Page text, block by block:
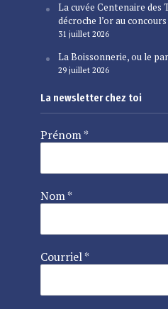
La cuvée Centenaire des
décroche l’or au
31 juillet 2026
La Boissonnerie, ou le
29 juillet 2026
La newsletter chez toi
Prénom*
Nom*
Courriel*